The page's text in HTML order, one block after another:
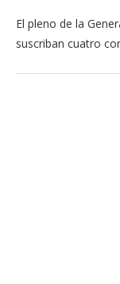
El pleno de la
suscriban cuatro